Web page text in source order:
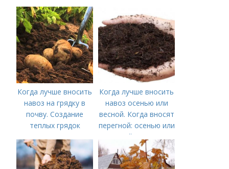
осенью
Когда лучше вносить
навоз на грядку в
почву. Создание
теплых грядок
Когда лучше вносить
навоз осенью или
весной. Когда вносят
перегной: осенью или
весной, правила
внесения удобрений